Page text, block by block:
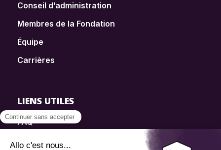
Conseil d’administration
Membres de la Fondation
Équipe
Carrières
LIENS UTILES
FAQ
SmartSimple